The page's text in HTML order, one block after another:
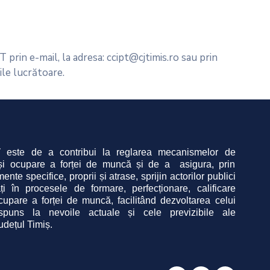
e-mail, la adresa: ccipt@cjtimis.ro sau prin
lucrătoare.
este de a contribui la reglarea mecanismelor de
ocupare a forței de muncă și de a  asigura, prin
specifice, proprii și atrase, sprijin actorilor publici
în procesele de formare, perfecționare, calificare
a forței de muncă, facilitând dezvoltarea celui
la nevoile actuale și cele previzibile ale
Timiș.